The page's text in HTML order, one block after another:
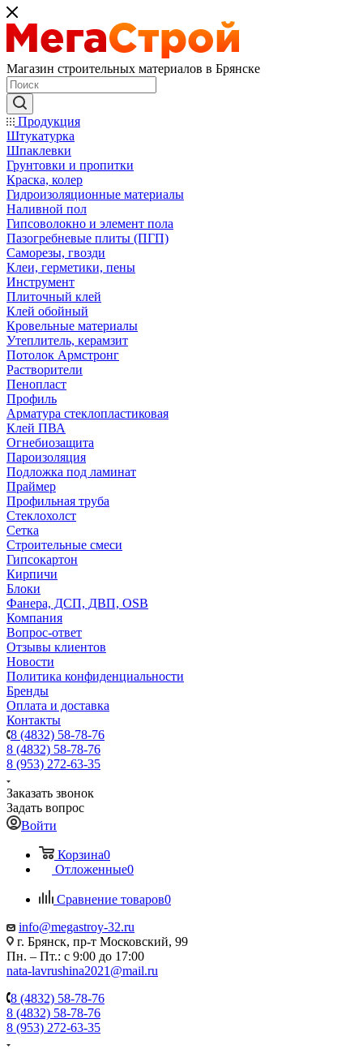
Магазин строительных материалов в Брянске
Продукция
Штукатурка
Шпаклевки
Грунтовки и пропитки
Краска, колер
Гидроизоляционные материалы
Наливной пол
Гипсоволокно и элемент пола
Пазогребневые плиты (ПГП)
Саморезы, гвозди
Клеи, герметики, пены
Инструмент
Плиточный клей
Клей обойный
Кровельные материалы
Утеплитель, керамзит
Потолок Армстронг
Растворители
Пенопласт
Профиль
Арматура стеклопластиковая
Клей ПВА
Огнебиозащита
Пароизоляция
Подложка под ламинат
Праймер
Профильная труба
Стеклохолст
Сетка
Строительные смеси
Гипсокартон
Кирпичи
Блоки
Фанера, ДСП, ДВП, OSB
Компания
Вопрос-ответ
Отзывы клиентов
Новости
Политика конфиденциальности
Бренды
Оплата и доставка
Контакты
8 (4832) 58-78-76
8 (4832) 58-78-76
8 (953) 272-63-35
Заказать звонок
Задать вопрос
Войти
Корзина0
Отложенные0
Сравнение товаров0
info@megastroy-32.ru
г. Брянск, пр-т Московский, 99
Пн. – Пт.: с 9:00 до 17:00
nata-lavrushina2021@mail.ru
8 (4832) 58-78-76
8 (4832) 58-78-76
8 (953) 272-63-35